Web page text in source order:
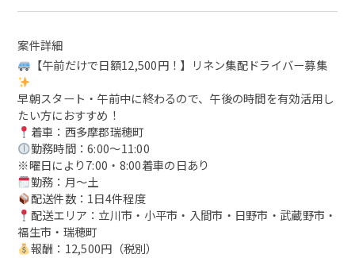
案件詳細
【午前だけで日額12,500円！】リネン集配ドライバー募集
早朝スタート・午前中に終わるので、午後の時間を有効活用し
たい方におすすめ！
着車：西多摩郡瑞穂町
勤務時間：6:00～11:00
※曜日により7:00・8:00着車の日あり
勤務：月～土
配送件数：1日4件程度
配送エリア：立川市・小平市・入間市・日野市・武蔵野市・
福生市・瑞穂町
報酬：12,500円（税別）